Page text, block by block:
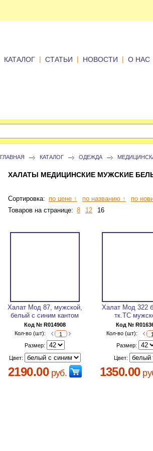
КАТАЛОГ | СТАТЬИ | НОВОСТИ | О НАС
ГЛАВНАЯ КАТАЛОГ ОДЕЖДА
ХАЛАТЫ МЕДИЦИНСКИЕ МУЖСКИЕ
Сортировка: по цене ↑ по названию ↑ по
Товаров на странице: 8 12 16
Халат Мод 87, мужской,
белый с синим кантом
Код № R014908
Кол-во (шт):
Размер:
Цвет:
2190.00руб.
Халат Мод 322
тк.ТС
Код №
Кол-во (шт):
Размер:
Цвет:
1350.00